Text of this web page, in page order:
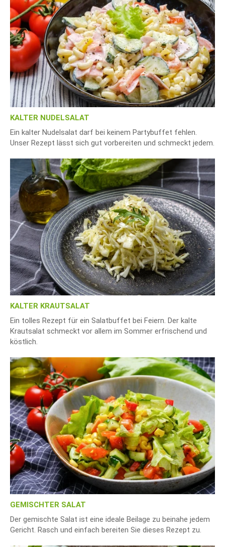
KALTER NUDELSALAT
Ein kalter Nudelsalat darf bei keinem Partybuffet fehlen.
Unser Rezept lässt sich gut vorbereiten und schmeckt jedem.
KALTER KRAUTSALAT
Ein tolles Rezept für ein Salatbuffet bei Feiern. Der kalte
Krautsalat schmeckt vor allem im Sommer erfrischend und
köstlich.
GEMISCHTER SALAT
Der gemischte Salat ist eine ideale Beilage zu beinahe jedem
Gericht. Rasch und einfach bereiten Sie dieses Rezept zu.